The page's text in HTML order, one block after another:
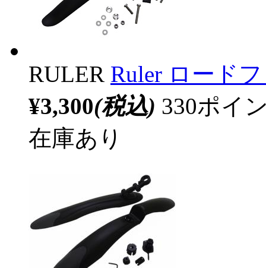
RULER Ruler ロード
¥3,300(税込) 330ポイ
在庫あり